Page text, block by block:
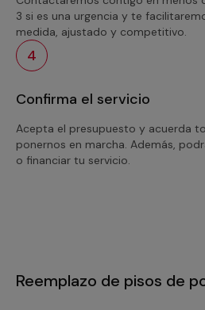
3 si es una urgencia y te
medida, ajustado y competitivo.
4
Confirma el servicio
Acepta el presupuesto y acuerda
ponernos en marcha. Además,
o financiar tu servicio.
Reemplazo de pisos de